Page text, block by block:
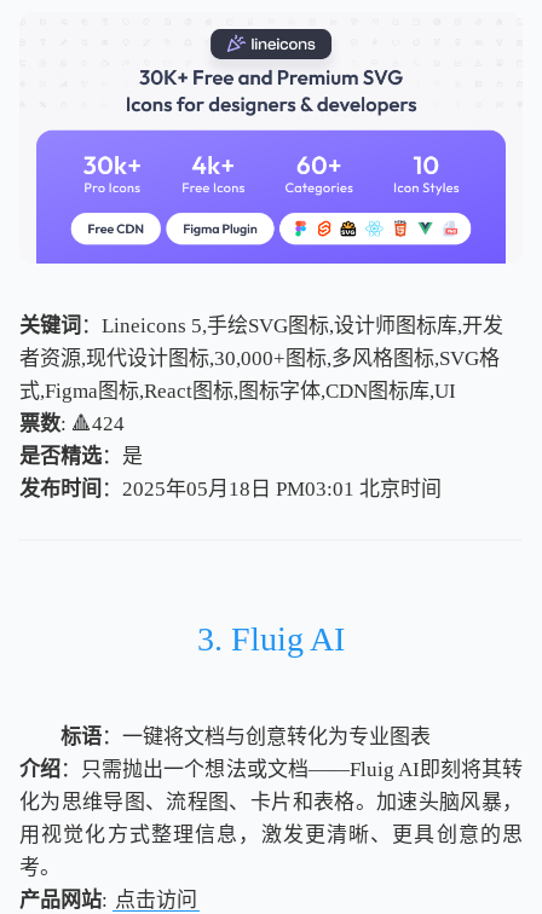
关键词 ：Lineicons 5,手绘SVG图标,设计师图标库,开发
者资源,现代设计图标,30,000+图标,多风格图标,SVG格
式,Figma图标,React图标,图标字体,CDN图标库,UI
票数: 🔺424
是否精选：是
发布时间 ：2025年05月18日 PM03:01 北京时间
北京时间
3. Fluig AI
标语：一键将文档与创意转化为专业图表
介绍：只需抛出一个想法或文档——Fluig AI即刻将其转
化为思维导图、流程图、卡片和表格。加速头脑风暴，
用视觉化方式整理信息，激发更清晰、更具创意的思
考。
产品网站: 点击访问